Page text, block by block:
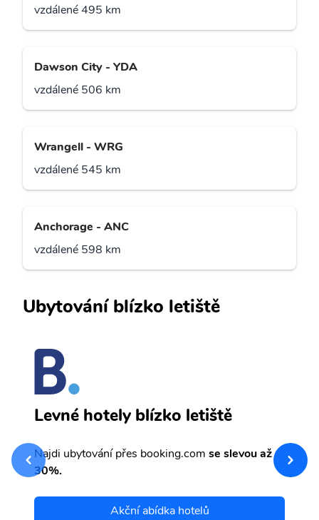
vzdálené 495 km
Dawson City - YDA
vzdálené 506 km
Wrangell - WRG
vzdálené 545 km
Anchorage - ANC
vzdálené 598 km
Ubytování blízko letiště
Levné hotely blízko letiště
Najdi ubytování přes booking.com se slevou až
30%.
Akční abídka hotelů